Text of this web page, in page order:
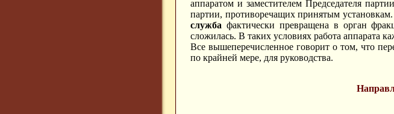
аппаратом и заместителем Председателя
партии, противоречащих принятым
служба фактически превращена в орган
сложилась. В таких условиях работа аппарата
Все вышеперечисленное говорит о том, что
по крайней мере, для руководства.